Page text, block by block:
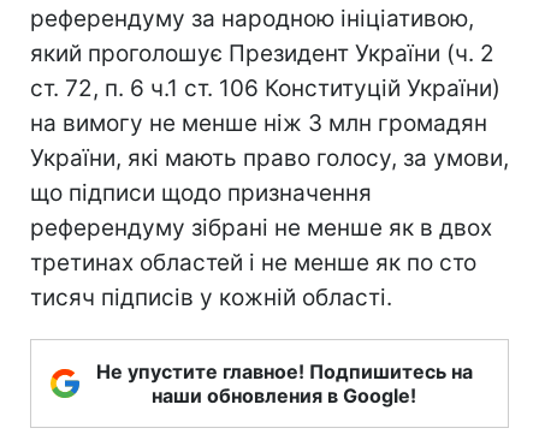
референдуму за народною ініціативою,
який проголошує Президент України (ч. 2
ст. 72, п. 6 ч.1 ст. 106 Конституцій України)
на вимогу не менше ніж 3 млн громадян
України, які мають право голосу, за умови,
що підписи щодо призначення
референдуму зібрані не менше як в двох
третинах областей і не менше як по сто
тисяч підписів у кожній області.
Не упустите главное! Подпишитесь на
наши обновления в Google!